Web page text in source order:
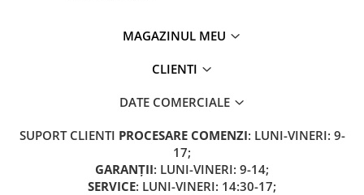
Piese Trotinete Electrice
Baterie Trotineta Electrica
MAGAZINUL MEU
CLIENTI
DATE COMERCIALE
SUPORT CLIENTI PROCESARE COMENZI: LUNI-VINERI: 9-
17;
GARANȚII: LUNI-VINERI: 9-14;
SERVICE: LUNI-VINERI: 14:30-17;